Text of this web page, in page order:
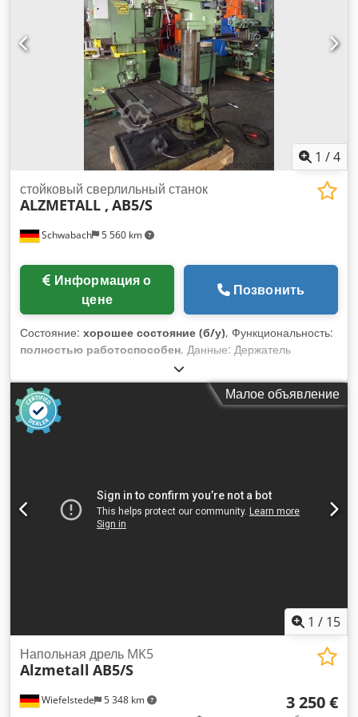
обслуживание клиентов. Свяжитесь с нами, чтобы узнать
цены, сроки поставки, наличие на складе, посмотреть
дополнительные фотографии и видео или получить
индивидуальное предложение.
1 /4
Schwabach 5 560 km
стойковый сверлильный станок
ALZMETALL , AB5/S
цене
Позвонить
Состояние: хорошее состояние (б/у), Функциональность:
полностью работоспособен, Данные: Держатель
инструмента MK 5--- Производительность сверления с ST60
50 мм--- Бесступенчатая регулировка частоты вращения
прибл. 40 - 180 об/мин + Dcjdpfx Anezp Dr Hs Ijk 180 - 800
об/мин--- 5 подач 0,1 / 0,14 / 0,2 / 0,28 / 0,4 мм/об---
Поверхность стола, 880 x 670 мм--- глубина горловины: 385
Малое объявление
1 / 15
Wiefelstede 5 348 km
Напольная дрель MK5
Alzmetall AB5/S
3 250 €